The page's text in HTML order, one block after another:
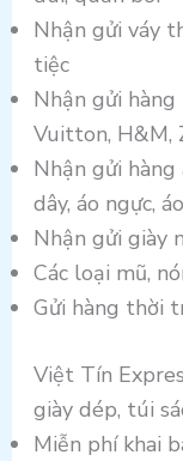
Nhận gửi váy
tiệc
Nhận gửi hàng
Vuitton, H&M,
Nhận gửi hàng
dây, áo ngực,
Nhận gửi giày
Các loại mũ,
Gửi hàng thời
Việt Tín
giày dép, túi
Miễn phí khai